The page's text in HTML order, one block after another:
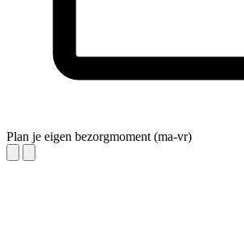
Plan je eigen bezorgmoment (ma-vr)